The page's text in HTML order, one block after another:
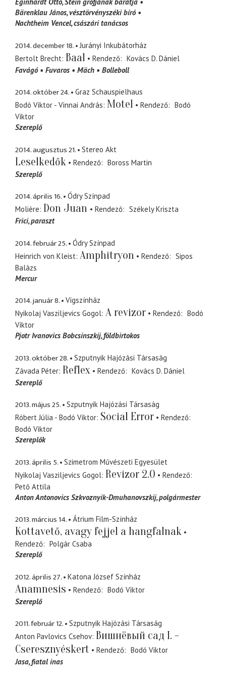
Eginhardt Ottó Stein grófjának barátja
Bärenklau János vésztörvényszéki bíró
Nachtheim Vencel császári tanácsos
2014. december 18.
Jurányi Inkubátorház
Bertolt Brecht Baal Rendező
Kovács D. Dániel
Favágó
Fuvaros Mäch Bolleboll
2014. október 24.
Graz Schauspielhaus
Bodó Viktor - Vinnai András Motel Rendező
Bodó
Viktor
Szereplő
2014. augusztus 21. Stereo Akt
Leselkedők Rendező
Boross Martin
Szereplő
2014. április 16.
Ódry Színpad
Molière Don Juan Rendező
Székely Kriszta
Frici paraszt
2014. február 25.
Ódry Színpad
Heinrich von Kleist Amphitryon Rendező
Sipos
Balázs
Mercur
2014. január 8.
Vígszínház
Nyikolaj Vasziljevics Gogol A revizor Rendező
Bodó
Viktor
Pjotr Ivanovics Bobcsinszkij földbirtokos
2013. október 28.
Szputnyik Hajózási Társaság
Závada Péter Reflex Rendező
Kovács D. Dániel
Szereplő
2013. május 25.
Szputnyik Hajózási Társaság
Róbert Júlia - Bodó Viktor Social Error
Rendező
Bodó Viktor
Szereplők
2013. április 5.
Szimetrom Művészeti Egyesület
Nyikolaj Vasziljevics Gogol Revizor 2.0
Rendező
Pető Attila
Anton Antonovics Szkvoznyik-Dmuhanovszkij polgármester
2013. március 14. Átrium Film-Színház
Kottavető, avagy fejjel a hangfalnak
Rendező
Polgár Csaba
Szereplő
2012. április 27. Katona József Színház
Anamnesis Rendező
Bodó Viktor
Szereplő
2011. február 12.
Szputnyik Hajózási Társaság
Anton Pavlovics Csehov Bишнёвый сад I. -
Cseresznyéskert
Rendező
Bodó Viktor
Jasa fiatal inas